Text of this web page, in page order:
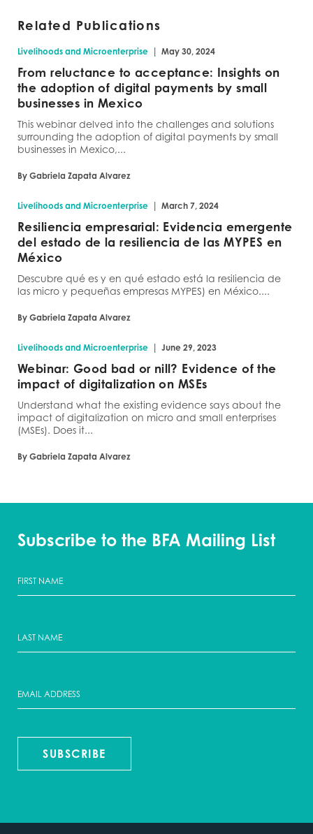
Related Publications
Livelihoods and Microenterprise | May 30, 2024
From reluctance to acceptance: Insights on
the adoption of digital payments by small
businesses in Mexico
This webinar delved into the challenges and solutions
surrounding the adoption of digital payments by small
businesses in Mexico,...
By Gabriela Zapata Alvarez
Livelihoods and Microenterprise | March 7, 2024
Resiliencia empresarial: Evidencia emergente
del estado de la resiliencia de las MYPES en
México
Descubre qué es y en qué estado está la resiliencia de
las micro y pequeñas empresas MYPES) en México....
By Gabriela Zapata Alvarez
Livelihoods and Microenterprise | June 29, 2023
Webinar: Good bad or nill? Evidence of the
impact of digitalization on MSEs
Understand what the existing evidence says about the
impact of digitalization on micro and small enterprises
(MSEs). Does it...
By Gabriela Zapata Alvarez
Subscribe to the BFA Mailing List
SUBSCRIBE